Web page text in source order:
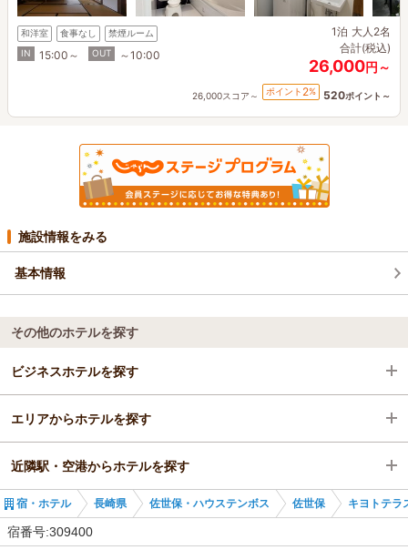
和洋室 食事なし
禁煙ルーム
IN
15:00～ OUT ～10:00
1泊 大人2名
合計(税込)
26,000円～
26,000スコア～ ポイント 2% 520ポイント～
施設情報をみる
基本情報
その他のホテルを探す
ビジネスホテルを探す
長崎県
佐世保・ハウステンボス
佐世保
エリアからホテルを探す
長崎県
佐世保・ハウステンボス
近隣駅・空港からホテルを探す
川棚駅
宿・ホテル 長崎県 佐世保・ハウステンボス 佐世保 キヨトテラ
宿番号:309400